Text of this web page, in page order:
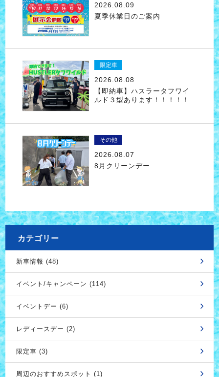
2026.08.09
夏季休業日のご案内
限定車
2026.08.08
【即納車】ハスラータフワイ
ルド３型あります！！！！！
その他
2026.08.07
8月クリーンデー
カテゴリー
新車情報 (48)
イベント/キャンペーン (114)
イベントデー (6)
レディースデー (2)
限定車 (3)
周辺のおすすめスポット (1)